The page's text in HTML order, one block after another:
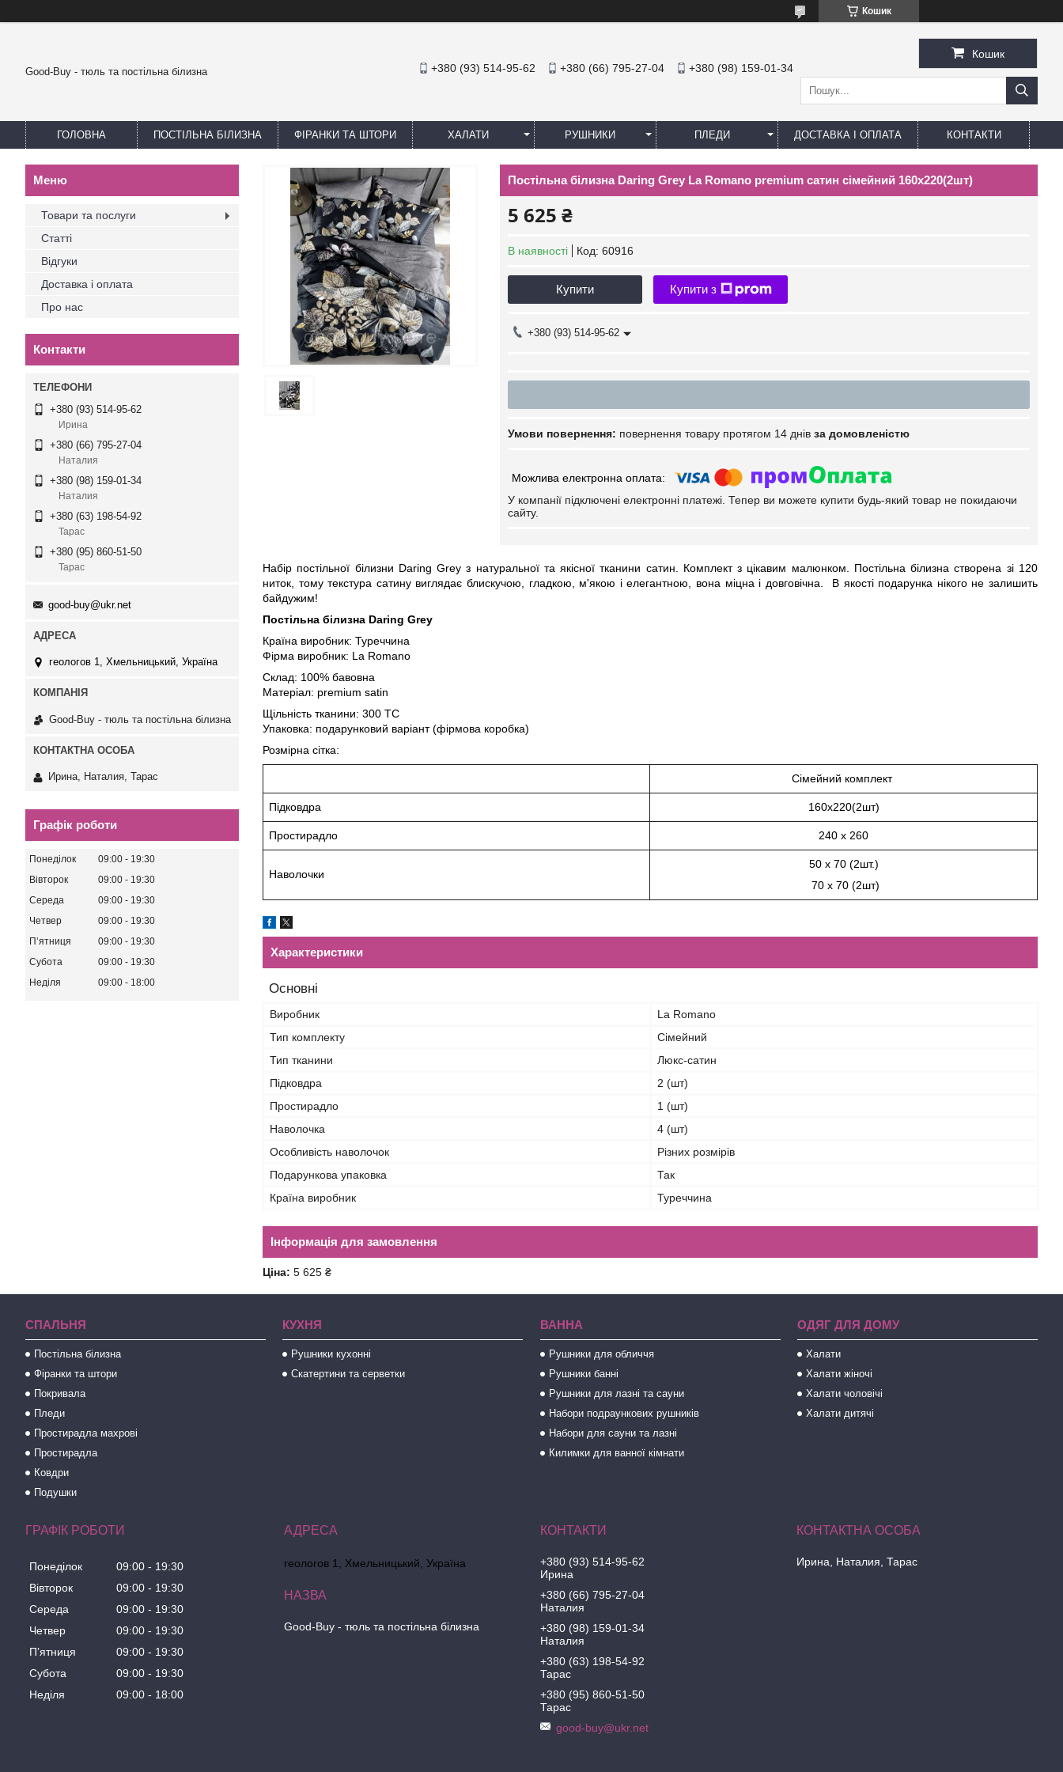
Кошик
Good-Buy - тюль та постільна білизна +380 (93) 514-95-62 +380 (66) 795-27-04 +380 (98) 159-01-34
Кошик
ГОЛОВНА ПОСТІЛЬНА БІЛИЗНА ФІРАНКИ ТА ШТОРИ ХАЛАТИ РУШНИКИ ПЛЕДИ ДОСТАВКА І ОПЛАТА КОНТАКТИ
Постільна білизна Daring Grey La Romano premium сатин сімейний 160х220(2шт)
5 625 ₴
В наявності Код: 60916
Купити Купити з
+380 (93) 514-95-62
повернення товару протягом 14 днів за домовленістю
У компанії підключені електронні платежі. Тепер ви можете купити будь-який товар не покидаючи
сайту.
Набір постільної білизни Daring Grey з натуральної та якісної тканини сатин. Комплект з цікавим малюнком. Постільна білизна створена зі 120
ниток, тому текстура сатину виглядає блискучою, гладкою, м'якою і елегантною, вона міцна і довговічна. В якості подарунка нікого не залишить
байдужим!
Постільна білизна Daring Grey
Країна виробник: Туреччина
Фірма виробник: La Romano
Склад: 100% бавовна
Матеріал: premium satin
Щільність тканини: 300 TC
Упаковка: подарунковий варіант (фірмова коробка)
Розмірна сітка:
Сімейний комплект
Підковдра 160х220(2шт)
Простирадло 240 х 260
Наволочки
50 х 70 (2шт.)
70 х 70 (2шт)
Характеристики
Основні
Виробник
La Romano
Тип комплекту
Сімейний
Тип тканини
Люкс-сатин
Підковдра
2 (шт)
Простирадло
1 (шт)
Наволочка
4 (шт)
Особливість наволочок
Різних розмірів
Подарункова упаковка
Так
Країна виробник
Туреччина
Інформація для замовлення
Ціна: 5 625 ₴
Товари та послуги
Статті
Відгуки
Доставка і оплата
Про нас
Контакти
+380 (93) 514-95-62
Ирина
+380 (66) 795-27-04
Наталия
+380 (98) 159-01-34
Наталия
+380 (63) 198-54-92
Тарас
+380 (95) 860-51-50
Тарас
good-buy@ukr.net
геологов 1, Хмельницький, Україна
Good-Buy - тюль та постільна білизна
Ирина, Наталия, Тарас
Графік роботи
Понеділок 09:00
19:30
Вівторок
09:00
19:30
Середа
09:00
19:30
Четвер
09:00
19:30
Пʼятниця
09:00
19:30
Субота
09:00
19:30
Неділя
09:00 18:00
СПАЛЬНЯ
Постільна білизна
Фіранки та штори
Покривала
Пледи
Простирадла махрові
Простирадла
Ковдри
Подушки
КУХНЯ
Рушники кухонні
Скатертини та серветки
ВАННА
Рушники для обличчя
Рушники банні
Рушники для лазні та сауни
Набори подраункових рушників
Набори для сауни та лазні
Килимки для ванної кімнати
ОДЯГ ДЛЯ ДОМУ
Халати
Халати жіночі
Халати чоловічі
Халати дитячі
ГРАФІК РОБОТИ
Понеділок 09:00
19:30
Вівторок
09:00
19:30
Середа
09:00
19:30
Четвер
09:00
19:30
Пʼятниця
09:00
19:30
Субота
09:00
19:30
Неділя
09:00 18:00
геологов 1, Хмельницький, Україна
Good-Buy - тюль та постільна білизна
+380 (93) 514-95-62
Ирина
+380 (66) 795-27-04
Наталия
+380 (98) 159-01-34
Наталия
+380 (63) 198-54-92
Тарас
+380 (95) 860-51-50
Тарас
good-buy@ukr.net
Ирина, Наталия, Тарас